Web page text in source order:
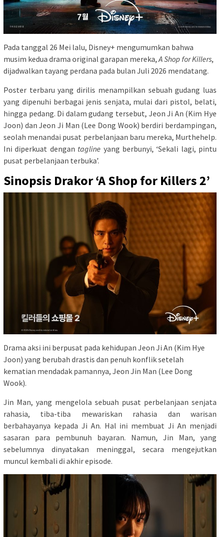
Pada tanggal 26 Mei lalu, Disney+ mengumumkan bahwa
musim kedua drama original garapan mereka, A Shop for Killers,
dijadwalkan tayang perdana pada bulan Juli 2026 mendatang.
Poster terbaru yang dirilis menampilkan sebuah gudang luas
yang dipenuhi berbagai jenis senjata, mulai dari pistol, belati,
hingga pedang. Di dalam gudang tersebut, Jeon Ji An (Kim Hye
Joon) dan Jeon Ji Man (Lee Dong Wook) berdiri berdampingan,
seolah menandai pusat perbelanjaan baru mereka, Murthehelp.
Ini diperkuat dengan tagline yang berbunyi, ‘Sekali lagi, pintu
pusat perbelanjaan terbuka’.
Sinopsis Drakor ‘A Shop for Killers 2’
Drama aksi ini berpusat pada kehidupan Jeon Ji An (Kim Hye
Joon) yang berubah drastis dan penuh konflik setelah
kematian mendadak pamannya, Jeon Jin Man (Lee Dong
Wook).
Jin Man, yang mengelola sebuah pusat perbelanjaan senjata
rahasia, tiba-tiba mewariskan rahasia dan warisan
berbahayanya kepada Ji An. Hal ini membuat Ji An menjadi
sasaran para pembunuh bayaran. Namun, Jin Man, yang
sebelumnya dinyatakan meninggal, secara mengejutkan
muncul kembali di akhir episode.